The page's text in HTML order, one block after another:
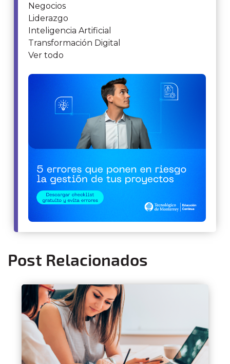
Negocios
Liderazgo
Inteligencia Artificial
Transformación Digital
Ver todo
Post Relacionados